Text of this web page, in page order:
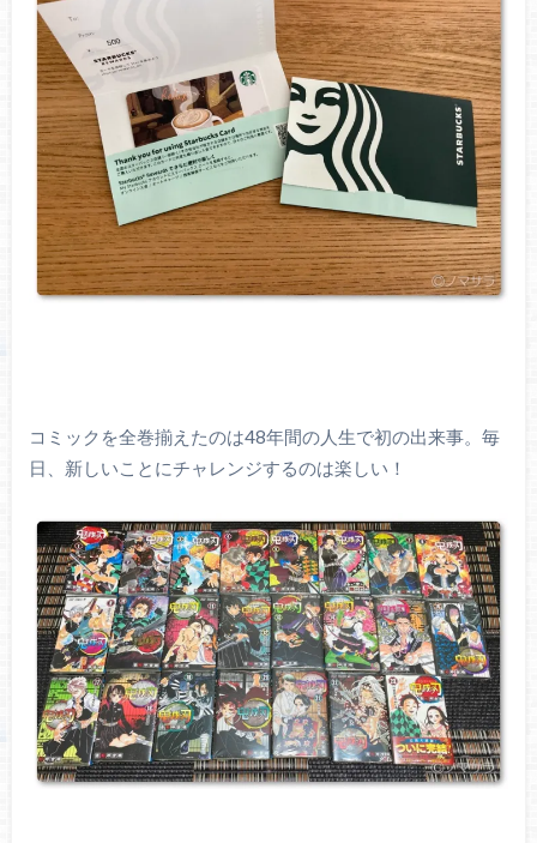
コミックを全巻揃えたのは48年間の人生で初の出来事。毎
日、新しいことにチャレンジするのは楽しい！